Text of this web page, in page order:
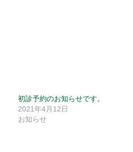
初診予約のお知らせです。
2021年4月12日
お知らせ